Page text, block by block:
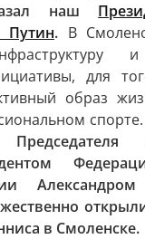
наш
Путин. В
для
образ
спорте.
в Смоленске.